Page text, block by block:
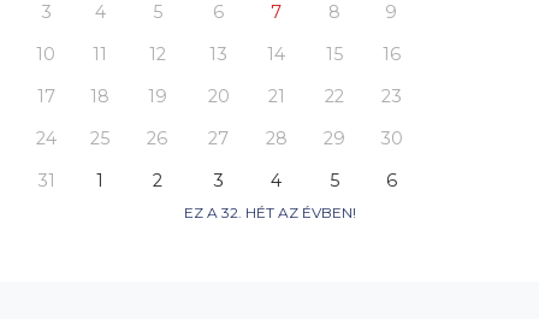
3
4 5 6 7 8
9
10
11 12 13 14 15
16
17
18 19 20 21 22
23
24
25 26 27 28 29
30
31
1 2 3 4 5 6
EZ A 32. HÉT AZ ÉVBEN!